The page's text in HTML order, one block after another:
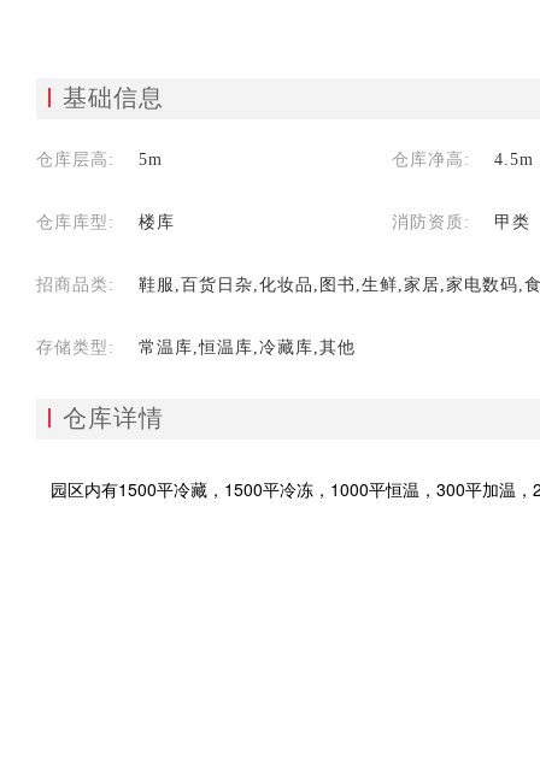
基础信息
仓库层高: 5m 仓库净高: 4.5m
仓库库型: 楼库 消防资质: 甲类
招商品类: 鞋服,百货日杂,化妆品,图书,生鲜,家居,家电数码,
存储类型: 常温库,恒温库,冷藏库,其他
仓库详情
园区内有1500平冷藏，1500平冷冻，1000平恒温，300平加温